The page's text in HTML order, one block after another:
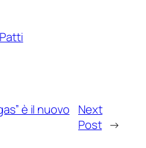
è il nuovo
Next
Post →